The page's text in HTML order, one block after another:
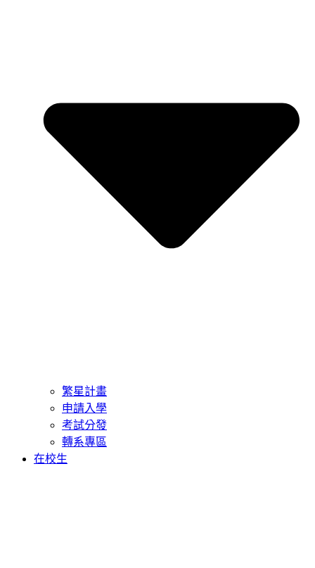
繁星計畫
申請入學
考試分發
轉系專區
在校生